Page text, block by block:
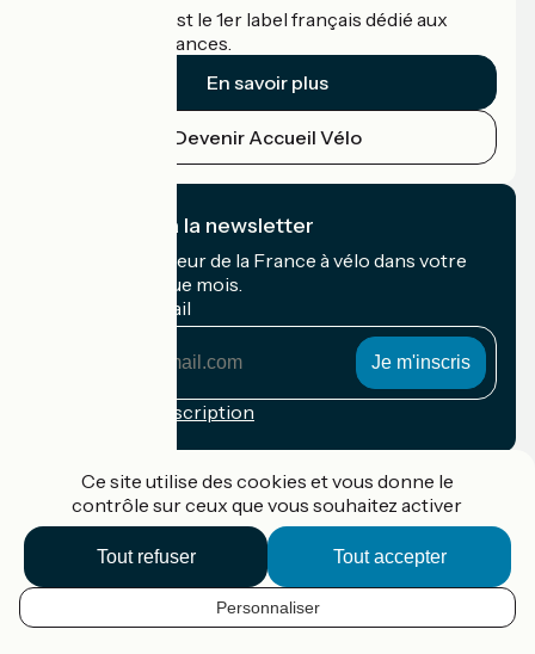
FR
Accueil Vélo c'est le 1er label français dédié aux
cyclistes en vacances.
En savoir plus
Devenir Accueil Vélo
Je m'abonne à la newsletter
Recevez le meilleur de la France à vélo dans votre
boîte mail chaque mois.
Mon adresse mail
Conditions d'inscription
Accueil Vélo Pro
Contact
Mentions légales
Ce site utilise des cookies et vous donne le
contrôle sur ceux que vous souhaitez activer
Tout accepter
Tout refuser
Personnaliser